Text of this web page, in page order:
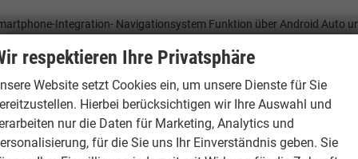
Integration- Navigationsystem Funktion über Android Auto
respektieren Ihre Privatsphäre
Website setzt Cookies ein, um unsere Dienste für Sie
Hierbei berücksichtigen wir Ihre Auswahl und
nur die Daten für Marketing, Analytics und
für die Sie uns Ihr Einverständnis geben. Sie